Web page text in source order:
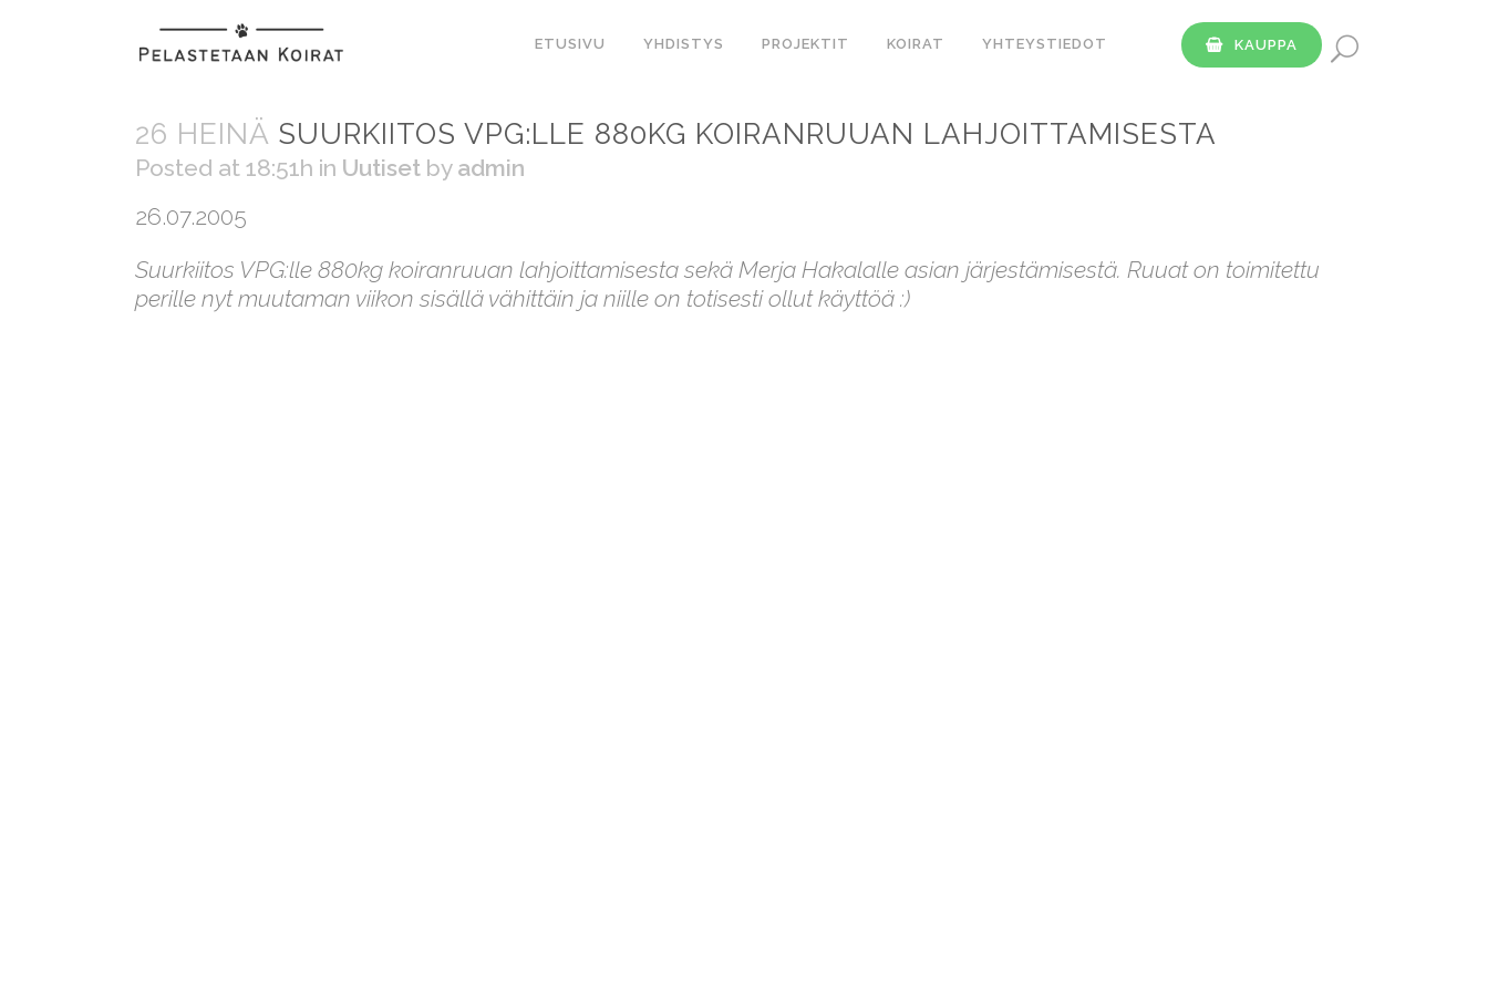
ETUSIVU YHDISTYS PROJEKTIT KOIRAT YHTEYSTIEDOT KAUPPA
26 HEINÄ SUURKIITOS VPG:LLE 880KG KOIRANRUUAN LAHJOITTAMISESTA
Posted at 18:51h in Uutiset by admin
26.07.2005
Suurkiitos VPG:lle 880kg koiranruuan lahjoittamisesta sekä Merja Hakalalle asian järjestämisestä. Ruuat on toimitettu
perille nyt muutaman viikon sisällä vähittäin ja niille on totisesti ollut käyttöä :)